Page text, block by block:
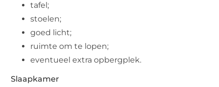
tafel;
stoelen;
goed licht;
ruimte om te lopen;
eventueel extra opbergplek.
Slaapkamer